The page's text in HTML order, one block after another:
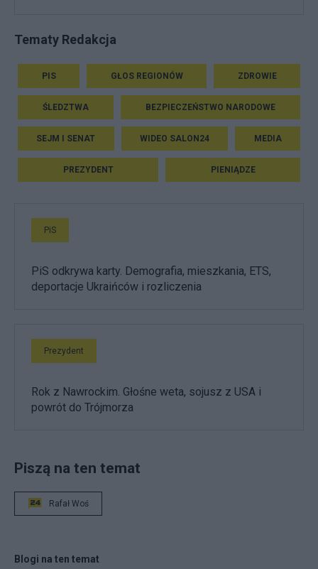
Tematy Redakcja
PIS GŁOS REGIONÓW ZDROWIE
ŚLEDZTWA BEZPIECZEŃSTWO NARODOWE
SEJM I SENAT WIDEO SALON24 MEDIA
PREZYDENT PIENIĄDZE
PiS
PiS odkrywa karty. Demografia, mieszkania, ETS,
deportacje Ukraińców i rozliczenia
Prezydent
Rok z Nawrockim. Głośne weta, sojusz z USA i
powrót do Trójmorza
Piszą na ten temat
Rafał Woś
Blogi na ten temat